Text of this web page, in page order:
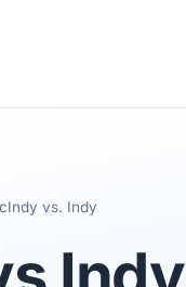
vs. Indy